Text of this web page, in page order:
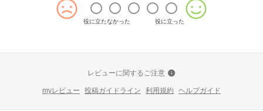
役に立たなかった 役に立った
レビューに関するご注意
myレビュー 投稿ガイドライン 利用規約 ヘルプガイド